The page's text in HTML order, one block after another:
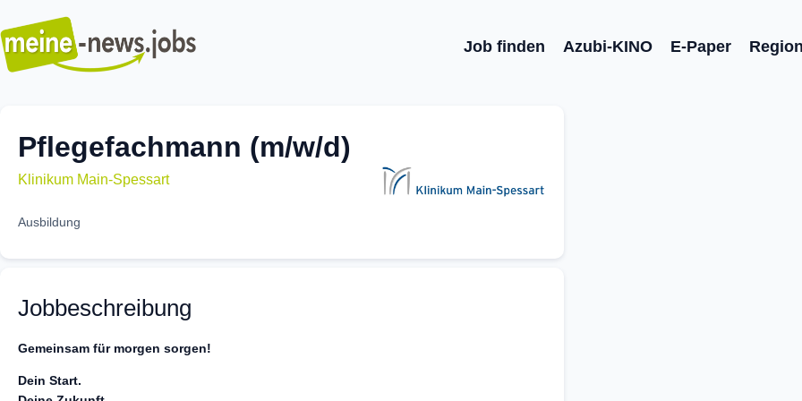
Job finden Azubi-KINO E-Paper
Pflegefachmann (m/w/d)
Klinikum Main-Spessart
Ausbildung
Jobbeschreibung
Gemeinsam für morgen sorgen!
Dein Start.